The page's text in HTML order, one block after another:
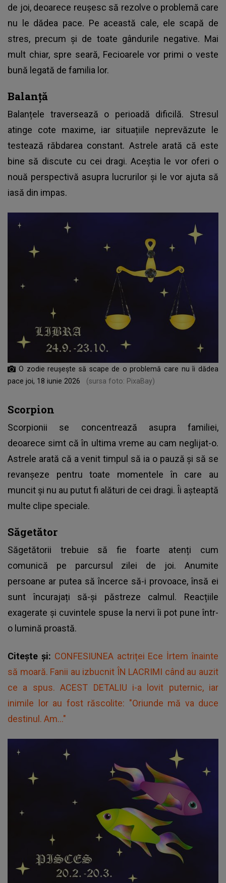
de joi, deoarece reușesc să rezolve o problemă care
nu le dădea pace. Pe această cale, ele scapă de
stres, precum și de toate gândurile negative. Mai
mult chiar, spre seară, Fecioarele vor primi o veste
bună legată de familia lor.
Balanță
Balanțele traversează o perioadă dificilă. Stresul
atinge cote maxime, iar situațiile neprevăzute le
testează răbdarea constant. Astrele arată că este
bine să discute cu cei dragi. Aceștia le vor oferi o
nouă perspectivă asupra lucrurilor și le vor ajuta să
iasă din impas.
O zodie reușește să scape de o problemă care nu îi dădea
pace joi, 18 iunie 2026
(sursa foto: PixaBay)
Scorpion
Scorpionii se concentrează asupra familiei,
deoarece simt că în ultima vreme au cam neglijat-o.
Astrele arată că a venit timpul să ia o pauză și să se
revanșeze pentru toate momentele în care au
muncit și nu au putut fi alături de cei dragi. Îi așteaptă
multe clipe speciale.
Săgetător
Săgetătorii trebuie să fie foarte atenți cum
comunică pe parcursul zilei de joi. Anumite
persoane ar putea să încerce să-i provoace, însă ei
sunt încurajați să-și păstreze calmul. Reacțiile
exagerate și cuvintele spuse la nervi îi pot pune într-
o lumină proastă.
Citește și: CONFESIUNEA actriței Ece İrtem înainte
să moară. Fanii au izbucnit ÎN LACRIMI când au auzit
ce a spus. ACEST DETALIU i-a lovit puternic, iar
inimile lor au fost răscolite: "Oriunde mă va duce
destinul. Am..."